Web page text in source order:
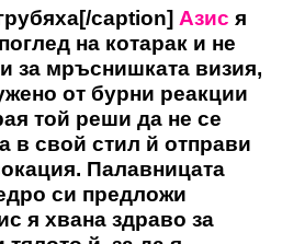
caption] Азис я
на котарак и не
за мръснишката визия,
от бурни реакции
той реши да не се
в свой стил й отправи
Палавницата
си предложи
я хвана здраво за